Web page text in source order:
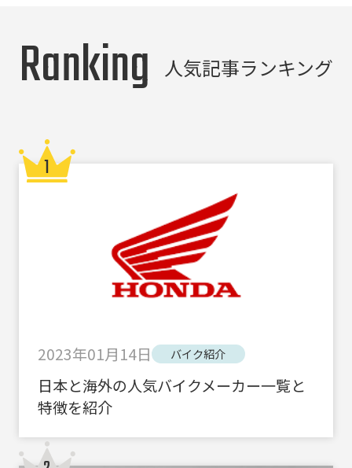
Ranking 人気記事ランキング
2023年01月14日 バイク紹介
日本と海外の人気バイクメーカー一覧と
特徴を紹介